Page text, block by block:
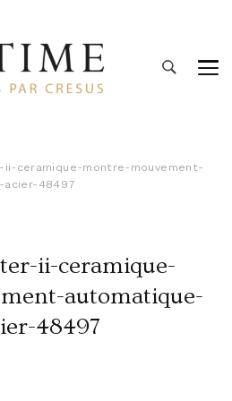
ceramique-montre-mouvement-
48497
ii-ceramique-
automatique-
48497